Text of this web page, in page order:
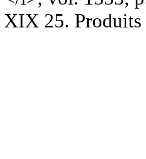
XIX 25. Produits